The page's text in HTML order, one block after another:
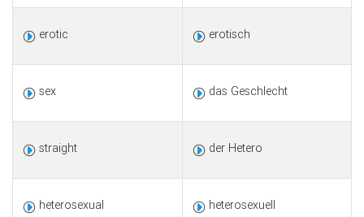
erotic erotisch
sex das Geschlecht
straight der Hetero
heterosexual heterosexuell